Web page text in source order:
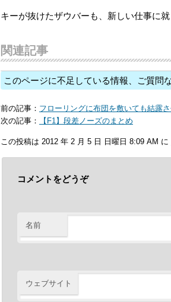
キーが抜けたザウバーも、新しい仕事に
関連記事
このページに不足している情報、ご質問
前の記事： フローリングに布団を敷いても結露
次の記事：
【F1】段差ノーズのまとめ
この投稿は 2012 年 2 月 5 日 日曜日 8:09 AM に
コメントをどうぞ
名前
ウェブサイト